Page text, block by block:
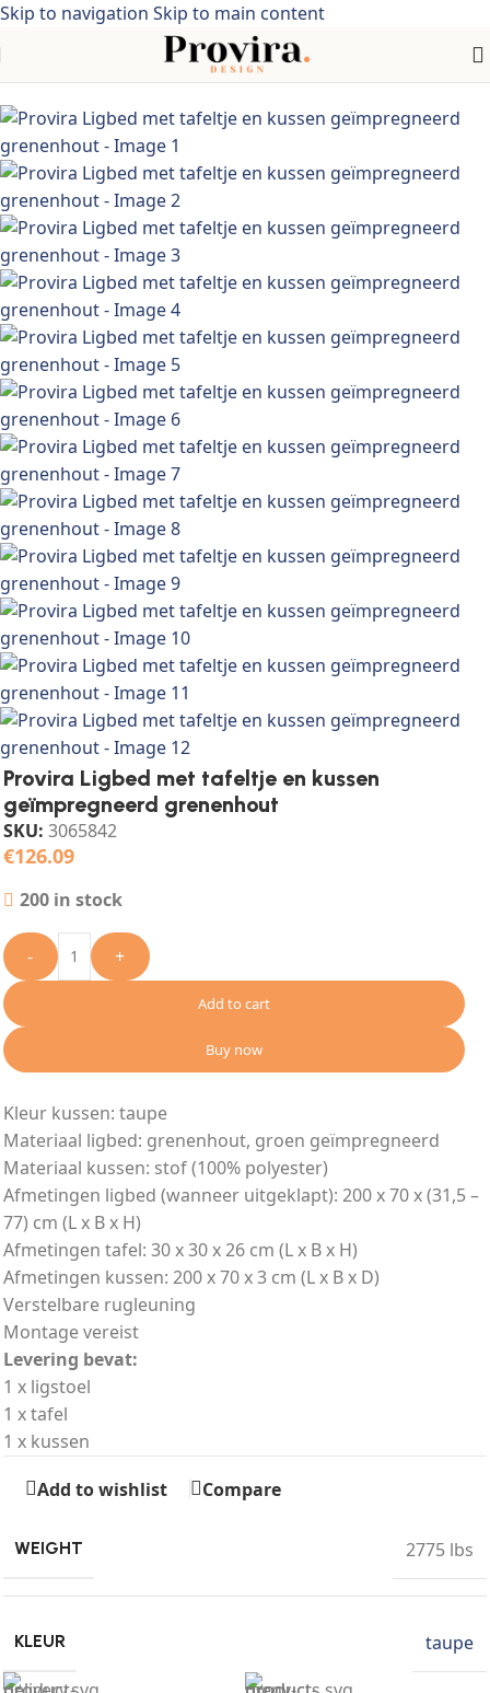
Skip to navigation Skip to main content
Meubelen > Tuinmeubelen > Tuinzitjes> Acaciahout
Provira Ligbed met tafeltje en kussen
geïmpregneerd grenenhout
SKU: 3065842
€126.09
200 in stock
- +
Add to cart
Buy now
Kleur kussen: taupe
Materiaal ligbed: grenenhout, groen geïmpregneerd
Materiaal kussen: stof (100% polyester)
Afmetingen ligbed (wanneer uitgeklapt): 200 x 70 x (31,5 –
77) cm (L x B x H)
Afmetingen tafel: 30 x 30 x 26 cm (L x B x H)
Afmetingen kussen: 200 x 70 x 3 cm (L x B x D)
Verstelbare rugleuning
Montage vereist
Levering bevat:
1 x ligstoel
1 x tafel
1 x kussen
Add to wishlist
Compare
WEIGHT 2775 lbs
KLEUR taupe